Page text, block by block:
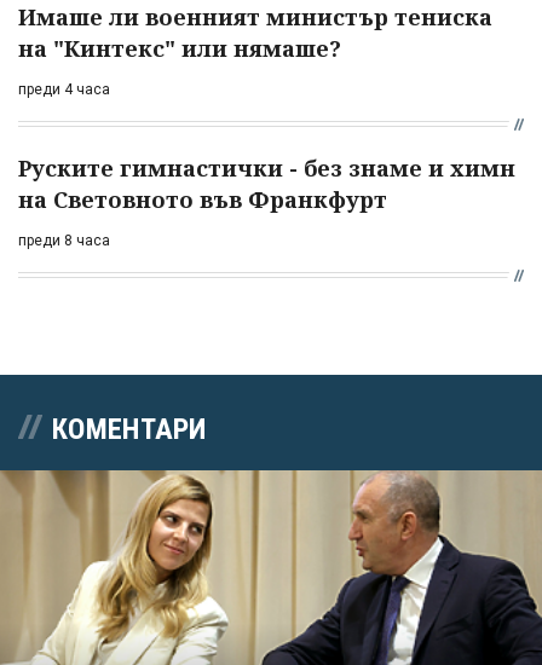
Имаше ли военният министър тениска
на "Кинтекс" или нямаше?
преди 4 часа
Руските гимнастички - без знаме и химн
на Световното във Франкфурт
преди 8 часа
КОМЕНТАРИ